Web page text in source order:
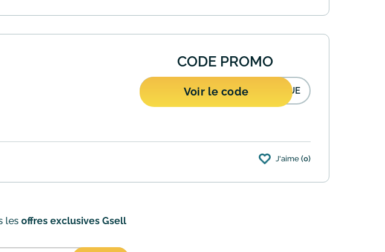
CODE PROMO
Voir le code NUE
bénéficiez d'une remise de 10% sur votre commande passée sur
J'aime (0)
les offres exclusives Gsell